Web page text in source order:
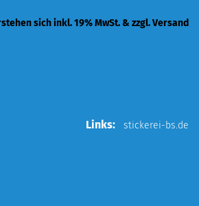
sich inkl. 19% MwSt. & zzgl. Versand
Links: stickerei-bs.de